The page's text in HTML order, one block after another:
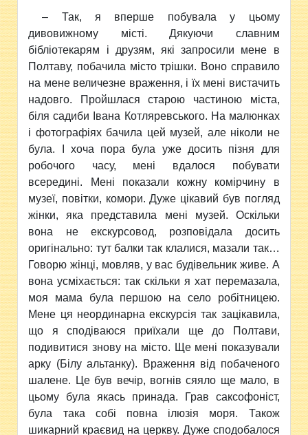
– Так, я вперше побувала у цьому
дивовижному місті. Дякуючи славним
бібліотекарям і друзям, які запросили мене в
Полтаву, побачила місто трішки. Воно справило
на мене величезне враження, і їх мені вистачить
надовго. Пройшлася старою частиною міста,
біля садиби Івана Котляревського. На малюнках
і фотографіях бачила цей музей, але ніколи не
була. І хоча пора була уже досить пізня для
робочого часу, мені вдалося побувати
всередині. Мені показали кожну комірчину в
музеї, повітки, комори. Дуже цікавий був погляд
жінки, яка представила мені музей. Оскільки
вона не екскурсовод, розповідала досить
оригінально: тут балки так клалися, мазали так…
Говорю жінці, мовляв, у вас будівельник живе. А
вона усміхається: так скільки я хат перемазала,
моя мама була першою на село робітницею.
Мене ця неординарна екскурсія так зацікавила,
що я сподіваюся приїхали ще до Полтави,
подивитися знову на місто. Ще мені показували
арку (Білу альтанку). Враження від побаченого
шалене. Це був вечір, вогнів сяяло ще мало, в
цьому була якась принада. Грав саксофоніст,
була така собі повна ілюзія моря. Також
шикарний краєвид на церкву. Дуже сподобалося